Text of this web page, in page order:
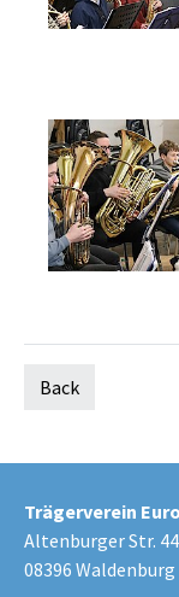
Back
Trägerverein
Altenburger Str.
08396 Waldenburg